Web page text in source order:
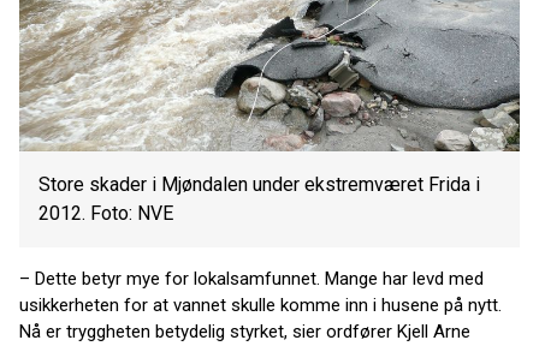
Store skader i Mjøndalen under ekstremværet Frida i
2012. Foto: NVE
– Dette betyr mye for lokalsamfunnet. Mange har levd med
usikkerheten for at vannet skulle komme inn i husene på nytt.
Nå er tryggheten betydelig styrket, sier ordfører Kjell Arne